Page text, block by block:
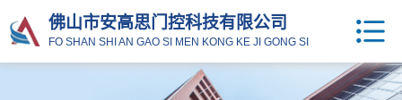
佛山市安高思门控科技有限公司
FO SHAN SHI AN GAO SI MEN KONG KE JI GONG SI